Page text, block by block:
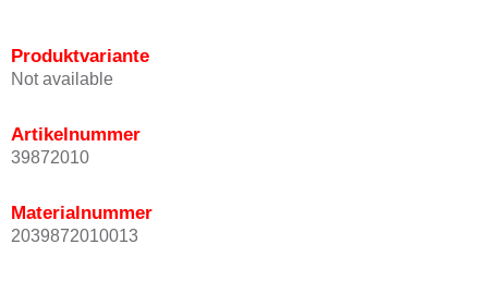
Produktvariante
Not available
Artikelnummer
39872010
Materialnummer
2039872010013